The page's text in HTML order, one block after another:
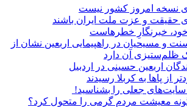
نسخه امروز کشور نیست
حقیقت و عزت ملت ایران باشند
خود، خبرنگارِ خطرهاست
و مسیحیان در راهپیمایی اربعین نشان از
ظلم‌ستیزی آن دارد
اربعین حسینی در اردبیل
از پاها به کربلا رسیدند
سایت‌های جعلی را بشناسید!
معیشت مردم گرمی را متحول کرد؟